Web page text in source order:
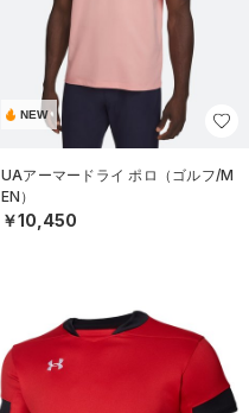
NEW
UAアーマードライ ポロ（ゴルフ/M
EN）
￥10,450